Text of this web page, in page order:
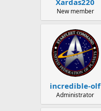
Xardas220
New member
incredible-olf
Administrator